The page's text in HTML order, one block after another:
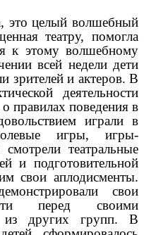
это целый волшебный
театру, помогла
к этому волшебному
всей недели дети
зрителей и актеров. В
деятельности
правилах поведения в
играли в
игры, игры-
театральные
и подготовительной
свои аплодисменты.
свои
перед своими
из других групп. В